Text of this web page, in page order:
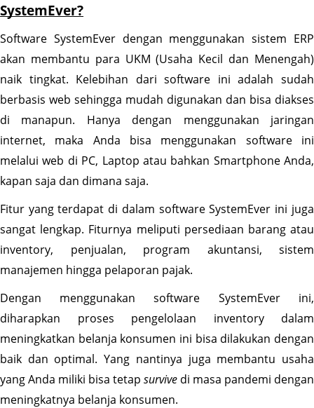
SystemEver?
Software SystemEver dengan menggunakan sistem ERP
akan membantu para UKM (Usaha Kecil dan Menengah)
naik tingkat. Kelebihan dari software ini adalah sudah
berbasis web sehingga mudah digunakan dan bisa diakses
di manapun. Hanya dengan menggunakan jaringan
internet, maka Anda bisa menggunakan software ini
melalui web di PC, Laptop atau bahkan Smartphone Anda,
kapan saja dan dimana saja.
Fitur yang terdapat di dalam software SystemEver ini juga
sangat lengkap. Fiturnya meliputi persediaan barang atau
inventory, penjualan, program akuntansi, sistem
manajemen hingga pelaporan pajak.
Dengan menggunakan software SystemEver ini,
diharapkan proses pengelolaan inventory dalam
meningkatkan belanja konsumen ini bisa dilakukan dengan
baik dan optimal. Yang nantinya juga membantu usaha
yang Anda miliki bisa tetap survive di masa pandemi dengan
meningkatnya belanja konsumen.